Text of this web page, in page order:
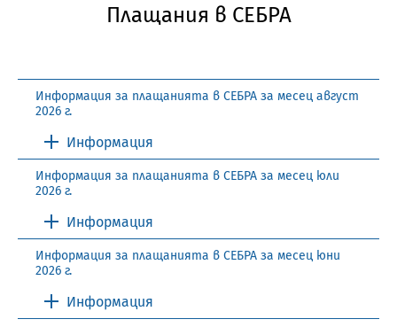
Плащания в СЕБРА
Информация за плащанията в СЕБРА за месец август
2026 г.
Информация
Информация за плащанията в СЕБРА за месец юли
2026 г.
Информация
Информация за плащанията в СЕБРА за месец юни
2026 г.
Информация